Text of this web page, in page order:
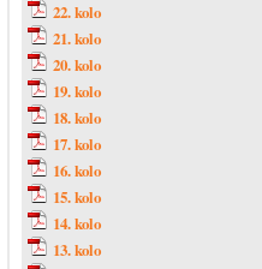
22. kolo
21. kolo
20. kolo
19. kolo
18. kolo
17. kolo
16. kolo
15. kolo
14. kolo
13. kolo